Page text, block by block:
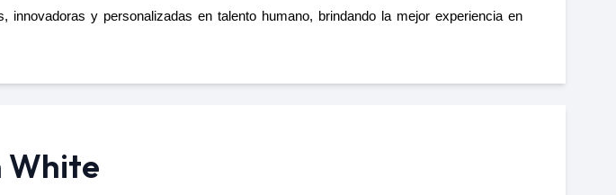
y personalizadas en talento humano, brindando la mejor experiencia en
White